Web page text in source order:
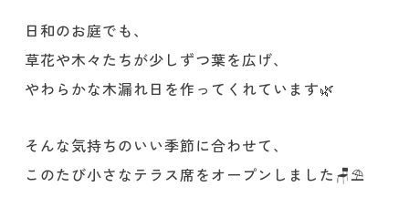
日和のお庭でも、
草花や木々たちが少しずつ葉を広げ、
やわらかな木漏れ日を作ってくれています🌿
そんな気持ちのいい季節に合わせて、
このたび小さなテラス席をオープンしました🪑⛱️